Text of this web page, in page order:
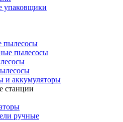
упаковщики
пылесосы
пылесосы
и аккумуляторы
станции
ручные